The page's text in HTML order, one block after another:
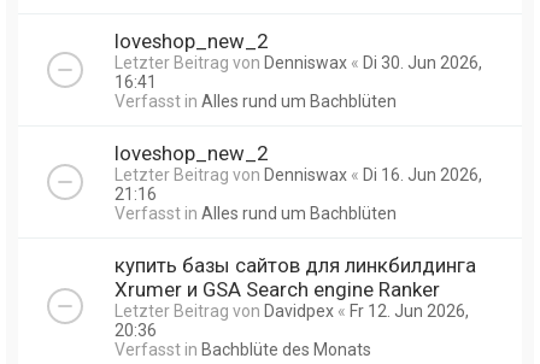
loveshop_new_2
Letzter Beitrag von Denniswax « Di 30. Jun 2026,
16:41
Verfasst in Alles rund um Bachblüten
loveshop_new_2
Letzter Beitrag von Denniswax « Di 16. Jun 2026,
21:16
Verfasst in Alles rund um Bachblüten
купить базы сайтов для линкбилдинга
Xrumer и GSA Search engine Ranker
Letzter Beitrag von Davidpex « Fr 12. Jun 2026,
20:36
Verfasst in Bachblüte des Monats